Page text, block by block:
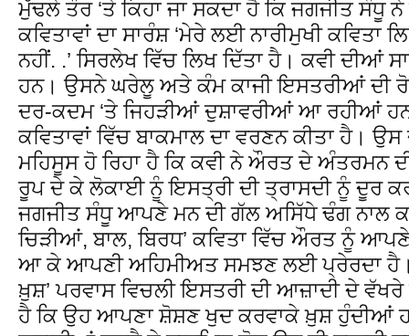
ਮੁੱਢਲੇ ਤੌਰ ‘ਤੇ ਕਿਹਾ ਜਾ ਸਕਦਾ ਹੈ ਕਿ ਜਗਜੀਤ ਸੰਧੂ
ਕਵਿਤਾਵਾਂ ਦਾ ਸਾਰੰਸ਼ ‘ਮੇਰੇ ਲਈ ਨਾਰੀਮੁਖੀ
ਨਹੀਂ. .’ ਸਿਰਲੇਖ ਵਿੱਚ ਲਿਖ ਦਿੱਤਾ ਹੈ। ਕਵੀ ਦੀਆਂ
ਹਨ। ਉਸਨੇ ਘਰੇਲੂ ਅਤੇ ਕੰਮ ਕਾਜੀ ਇਸਤਰੀਆਂ ਦੀ
ਦਰ-ਕਦਮ ‘ਤੇ ਜਿਹੜੀਆਂ ਦੁਸ਼ਾਵਰੀਆਂ ਆ ਰਹੀਆਂ
ਕਵਿਤਾਵਾਂ ਵਿੱਚ ਬਾਕਮਾਲ ਦਾ ਵਰਣਨ ਕੀਤਾ ਹੈ।
ਮਹਿਸੂਸ ਹੋ ਰਿਹਾ ਹੈ ਕਿ ਕਵੀ ਨੇ ਔਰਤ ਦੇ ਅੰਤਰਮਨ
ਰੂਪ ਦੇ ਕੇ ਲੋਕਾਈ ਨੂੰ ਇਸਤ੍ਰੀ ਦੀ ਤ੍ਰਾਸਦੀ ਨੂੰ ਦੂਰ
ਜਗਜੀਤ ਸੰਧੂ ਆਪਣੇ ਮਨ ਦੀ ਗੱਲ ਅਸਿੱਧੇ ਢੰਗ ਨਾਲ
ਚਿੜੀਆਂ, ਬਾਲ, ਬਿਰਧ’ ਕਵਿਤਾ ਵਿੱਚ ਔਰਤ ਨੂੰ
ਆ ਕੇ ਆਪਣੀ ਅਹਿਮੀਅਤ ਸਮਝਣ ਲਈ ਪ੍ਰੇਰਦਾ ਹੈ।
ਖ਼ੁਸ਼’ ਪਰਵਾਸ ਵਿਚਲੀ ਇਸਤਰੀ ਦੀ ਆਜ਼ਾਦੀ ਦੇ
ਹੈ ਕਿ ਉਹ ਆਪਣਾ ਸ਼ੋਸ਼ਣ ਖੁਦ ਕਰਵਾਕੇ ਖ਼ੁਸ਼ ਹੁੰਦੀਆਂ